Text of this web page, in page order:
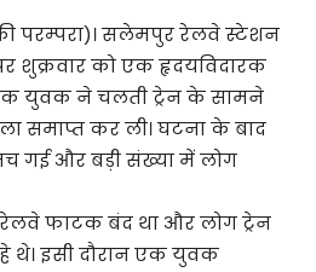
परम्परा)। सलेमपुर रेलवे स्टेशन
शुक्रवार को एक हृदयविदारक
युवक ने चलती ट्रेन के सामने
समाप्त कर ली। घटना के बाद
गई और बड़ी संख्या में लोग
रेलवे फाटक बंद था और लोग ट्रेन
थे। इसी दौरान एक युवक